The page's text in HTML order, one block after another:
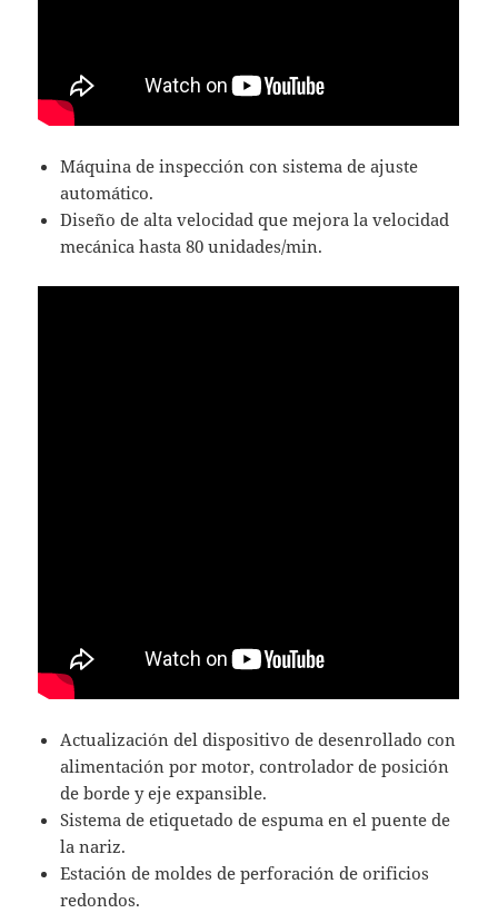
Máquina de inspección con sistema de ajuste
automático.
Diseño de alta velocidad que mejora la velocidad
mecánica hasta 80 unidades/min.
Actualización del dispositivo de desenrollado con
alimentación por motor, controlador de posición
de borde y eje expansible.
Sistema de etiquetado de espuma en el puente de
la nariz.
Estación de moldes de perforación de orificios
redondos.